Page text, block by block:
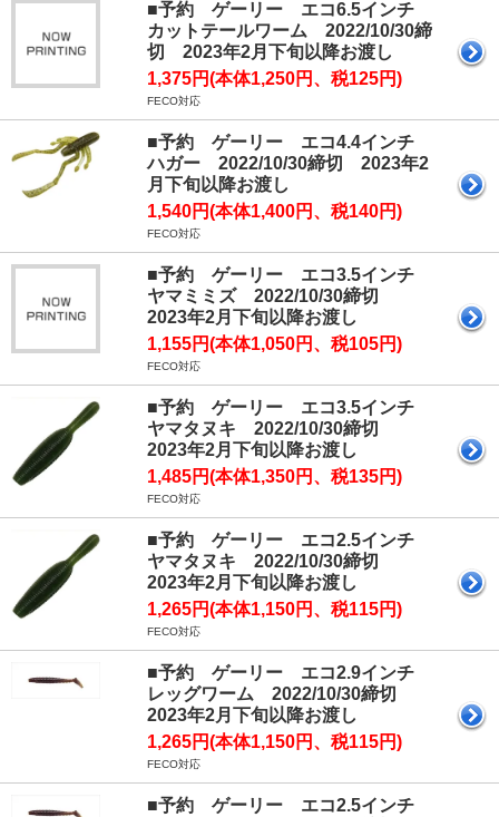
■予約 ゲーリー エコ6.5インチ
カットテールワーム 2022/10/30締
切 2023年2月下旬以降お渡し
1,375円(本体1,250円、税125円)
FECO対応
■予約 ゲーリー エコ4.4インチ
ハガー 2022/10/30締切 2023年2
月下旬以降お渡し
1,540円(本体1,400円、税140円)
FECO対応
■予約 ゲーリー エコ3.5インチ
ヤマミミズ 2022/10/30締切
2023年2月下旬以降お渡し
1,155円(本体1,050円、税105円)
FECO対応
■予約 ゲーリー エコ3.5インチ
ヤマタヌキ 2022/10/30締切
2023年2月下旬以降お渡し
1,485円(本体1,350円、税135円)
FECO対応
■予約 ゲーリー エコ2.5インチ
ヤマタヌキ 2022/10/30締切
2023年2月下旬以降お渡し
1,265円(本体1,150円、税115円)
FECO対応
■予約 ゲーリー エコ2.9インチ
レッグワーム 2022/10/30締切
2023年2月下旬以降お渡し
1,265円(本体1,150円、税115円)
FECO対応
■予約 ゲーリー エコ2.5インチ